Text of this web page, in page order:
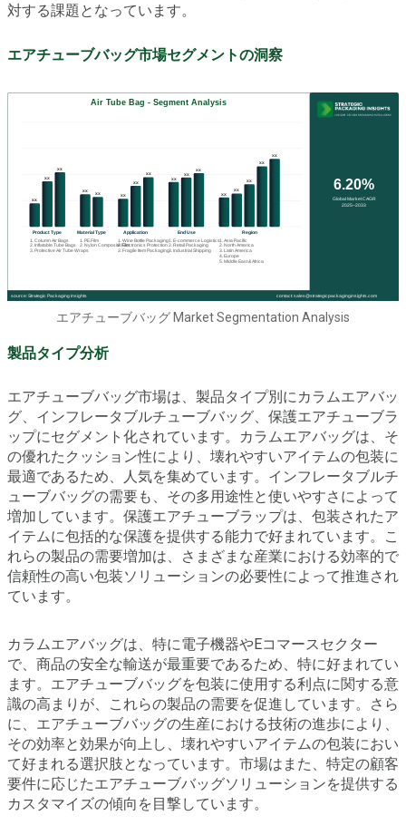
対する課題となっています。
エアチューブバッグ市場セグメントの洞察
エアチューブバッグ Market Segmentation Analysis
製品タイプ分析
エアチューブバッグ市場は、製品タイプ別にカラムエアバッ
グ、インフレータブルチューブバッグ、保護エアチューブラ
ップにセグメント化されています。カラムエアバッグは、そ
の優れたクッション性により、壊れやすいアイテムの包装に
最適であるため、人気を集めています。インフレータブルチ
ューブバッグの需要も、その多用途性と使いやすさによって
増加しています。保護エアチューブラップは、包装されたア
イテムに包括的な保護を提供する能力で好まれています。こ
れらの製品の需要増加は、さまざまな産業における効率的で
信頼性の高い包装ソリューションの必要性によって推進され
ています。
カラムエアバッグは、特に電子機器やEコマースセクター
で、商品の安全な輸送が最重要であるため、特に好まれてい
ます。エアチューブバッグを包装に使用する利点に関する意
識の高まりが、これらの製品の需要を促進しています。さら
に、エアチューブバッグの生産における技術の進歩により、
その効率と効果が向上し、壊れやすいアイテムの包装におい
て好まれる選択肢となっています。市場はまた、特定の顧客
要件に応じたエアチューブバッグソリューションを提供する
カスタマイズの傾向を目撃しています。